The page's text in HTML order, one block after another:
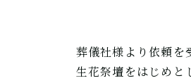
葬儀社様より依頼を
生花祭壇をはじめと